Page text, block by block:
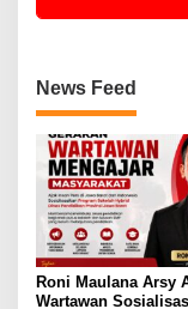
News Feed
Roni Maulana Arsy
Wartawan